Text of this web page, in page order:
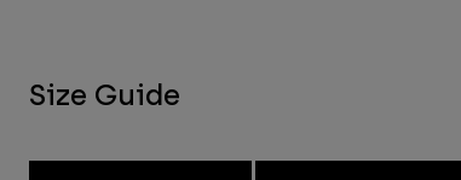
Size Guide